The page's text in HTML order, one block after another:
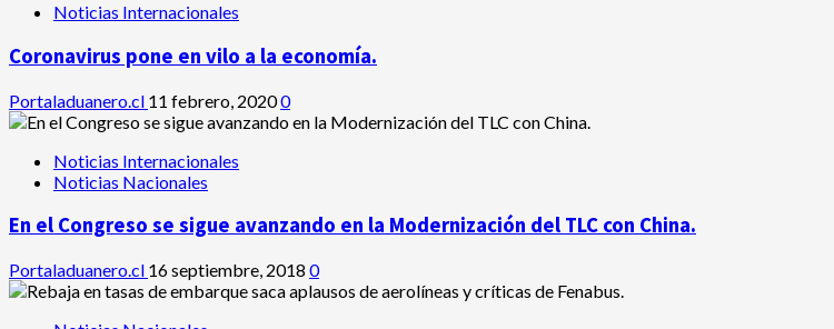
Noticias Internacionales
Coronavirus pone en vilo a la economía.
Portaladuanero.cl 11 febrero, 20200
Noticias Internacionales
Noticias Nacionales
En el Congreso se sigue avanzando en la Modernización del TLC con China.
Portaladuanero.cl 16 septiembre, 2018 0